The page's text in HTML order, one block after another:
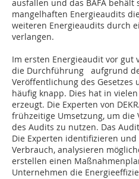
ausfallen und das BAFA behält
mangelhaften Energieaudits
weiteren Energieaudits durch
verlangen.
Im ersten Energieaudit vor gut
die Durchführung aufgrund
Veröffentlichung des Gesetzes
häufig knapp. Dies hat in
erzeugt. Die Experten von
frühzeitige Umsetzung, um die
des Audits zu nutzen. Das
Die Experten identifizieren
Verbrauch, analysieren
erstellen einen
Unternehmen die